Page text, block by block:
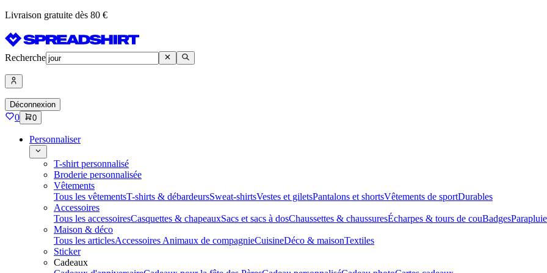
Livraison gratuite dès 80 €
Recherche
Déconnexion
0 0
Personnaliser
T-shirt personnalisé
Broderie personnalisée
Vêtements
Tous les vêtementsT-shirts & débardeursSweat-shirtsVestes et giletsPantalons et shortsVêtements de sportDurables
Accessoires
Tous les accessoiresCasquettes & chapeauxSacs et sacs à dosChaussettes & chaussuresÉcharpes & tours de couBadges
Maison & déco
Tous les articlesAccessoires Animaux de compagnieCuisineDéco & maisonTextiles
Sticker
Cadeaux